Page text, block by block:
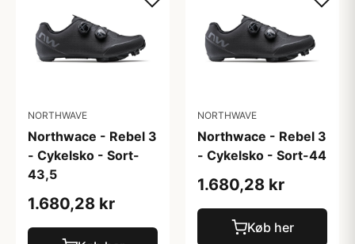
NORTHWAVE
Northwace - Rebel 3
- Cykelsko - Sort-
43,5
1.680,28 kr
NORTHWAVE
Northwace - Rebel 3
- Cykelsko - Sort-44
1.680,28 kr
Køb her